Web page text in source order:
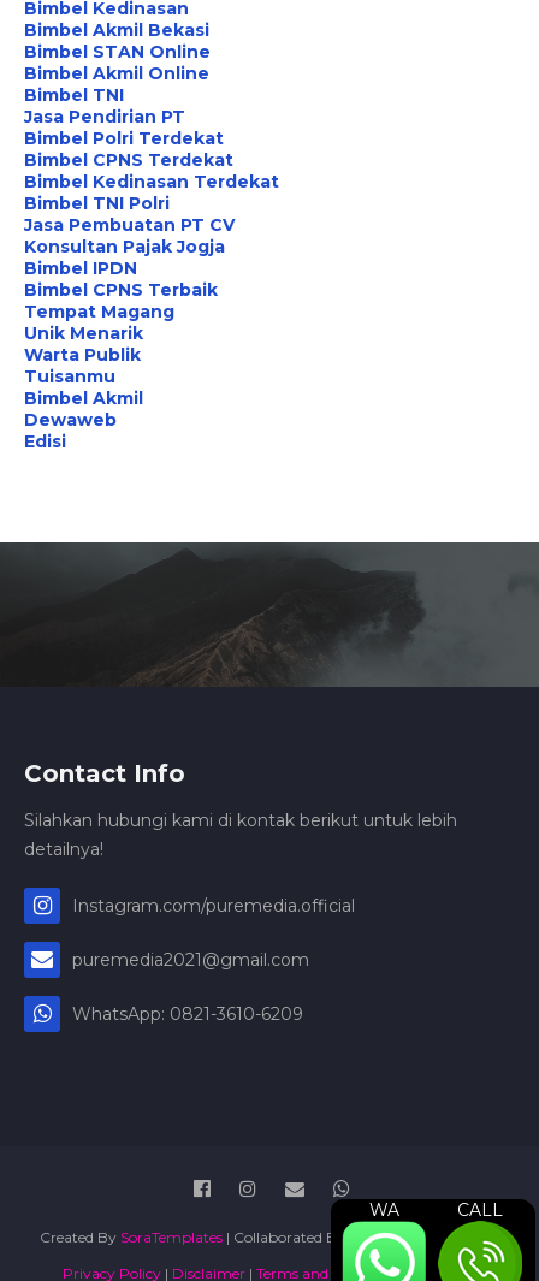
WA CALL
Bimbel Kedinasan
Bimbel Akmil Bekasi
Bimbel STAN Online
Bimbel Akmil Online
Bimbel TNI
Jasa Pendirian PT
Bimbel Polri Terdekat
Bimbel CPNS Terdekat
Bimbel Kedinasan Terdekat
Bimbel TNI Polri
Jasa Pembuatan PT CV
Konsultan Pajak Jogja
Bimbel IPDN
Bimbel CPNS Terbaik
Tempat Magang
Unik Menarik
Warta Publik
Tuisanmu
Bimbel Akmil
Dewaweb
Edisi
Contact Info
Silahkan hubungi kami di kontak berikut untuk lebih
detailnya!
Instagram.com/puremedia.official
puremedia2021@gmail.com
WhatsApp: 0821-3610-6209
Created By SoraTemplates | Collaborated By Jasa Pengurusan PT
Privacy Policy | Disclaimer | Terms and Conditions| Sitemap